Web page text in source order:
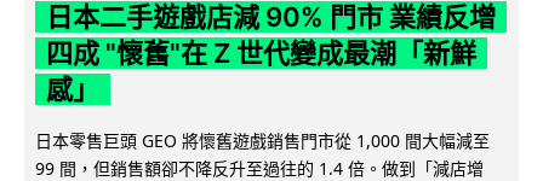
日本二手遊戲店減 90% 門市 業績反增
四成 "懷舊"在 Z 世代變成最潮「新鮮
感」
日本零售巨頭 GEO 將懷舊遊戲銷售門市從 1,000 間大幅減至
99 間，但銷售額卻不降反升至過往的 1.4 倍。做到「減店增